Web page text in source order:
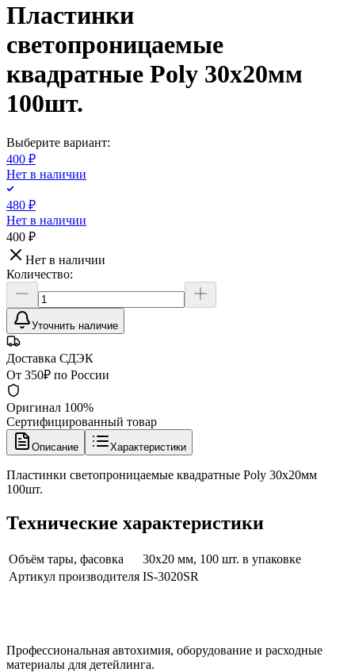
Пластинки
светопроницаемые
квадратные Poly 30х20мм
100шт.
Выберите вариант:
400 ₽
Нет в наличии
480 ₽
Нет в наличии
400 ₽
Нет в наличии
Количество:
Уточнить наличие
Доставка СДЭК
От 350₽ по России
Оригинал 100%
Сертифицированный товар
Описание Характеристики
Пластинки светопроницаемые квадратные Poly 30х20мм
100шт.
Технические характеристики
Объём тары, фасовка
30х20 мм, 100 шт. в упаковке
Артикул производителя IS-3020SR
Профессиональная автохимия, оборудование и расходные
материалы для детейлинга.